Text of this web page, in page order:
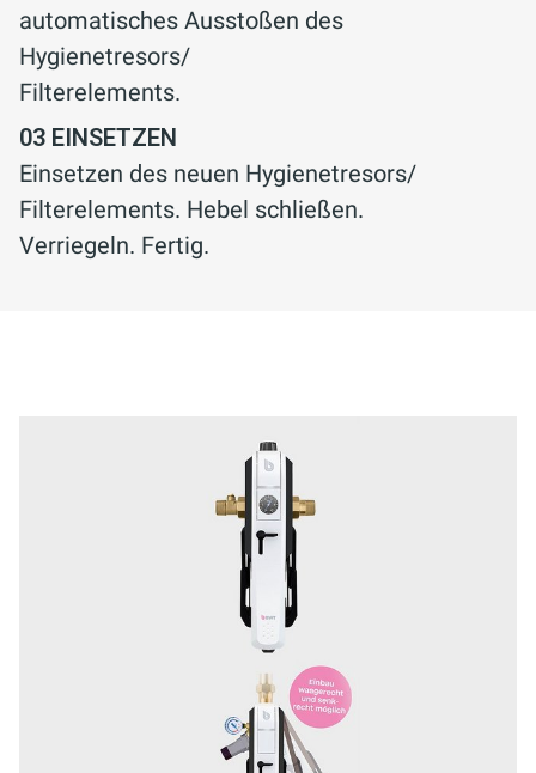
automatisches Ausstoßen des
Hygienetresors/
Filterelements.
03 EINSETZEN
Einsetzen des neuen Hygienetresors/
Filterelements. Hebel schließen.
Verriegeln. Fertig.